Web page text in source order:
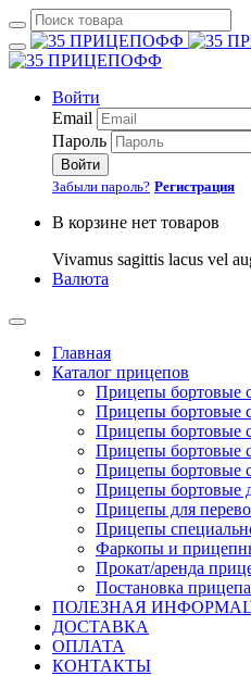
Войти
Email
Пароль
Войти
Забыли пароль? Регистрация
В корзине нет товаров
Vivamus sagittis lacus vel
Валюта
Главная
Каталог прицепов
Прицепы бортовые
Прицепы бортовые
Прицепы бортовые
Прицепы бортовые
Прицепы бортовые
Прицепы бортовые
Прицепы для
Прицепы
Фаркопы и
Прокат/аренда
Постановка
ПОЛЕЗНАЯ
ДОСТАВКА
ОПЛАТА
КОНТАКТЫ